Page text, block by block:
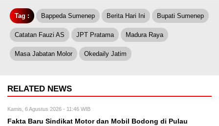
Tag : Bappeda Sumenep Berita Hari Ini Bupati Sumenep
Catatan Fauzi AS JPT Pratama Madura Raya
Masa Jabatan Molor Okedaily Jatim
RELATED NEWS
Kamis, 6 Agustus 2026 - 11:46 WIB
Fakta Baru Sindikat Motor dan Mobil Bodong di Pulau